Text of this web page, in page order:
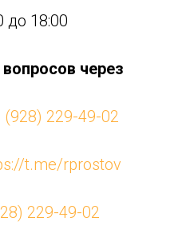
до 18:00
через
(928) 229-49-02
t.me/rprostov
229-49-02